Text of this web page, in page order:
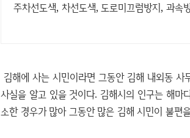
주차선도색, 차선도색, 도로미끄럼방지, 과속
김해에 사는 시민이라면 그동안 김해 내외동
사실을 알고 있을 것이다. 김해시의 인구는 해마
소한 경우가 많아 그동안 많은 김해 시민이 불편